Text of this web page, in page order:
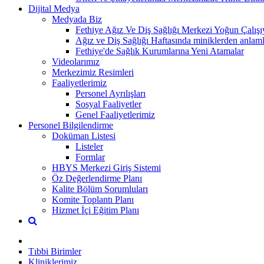
Dijital Medya
Medyada Biz
Fethiye Ağız Ve Diş Sağlığı Merkezi Yoğun
Ağız ve Diş Sağlığı Haftasında miniklerden
Fethiye'de Sağlık Kurumlarına Yeni Atamalar
Videolarımız
Merkezimiz Resimleri
Faaliyetlerimiz
Personel Ayrılışları
Sosyal Faaliyetler
Genel Faaliyetlerimiz
Personel Bilgilendirme
Doküman Listesi
Listeler
Formlar
HBYS Merkezi Giriş Sistemi
Öz Değerlendirme Planı
Kalite Bölüm Sorumluları
Komite Toplantı Planı
Hizmet İçi Eğitim Planı
Tıbbi Birimler
Kliniklerimiz